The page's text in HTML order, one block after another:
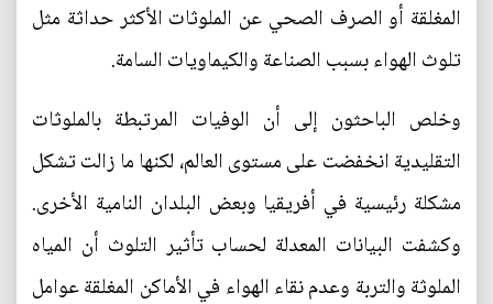
المغلقة أو الصرف الصحي عن الملوثات الأكثر حداثة مثل
تلوث الهواء بسبب الصناعة والكيماويات السامة.
وخلص الباحثون إلى أن الوفيات المرتبطة بالملوثات
التقليدية انخفضت على مستوى العالم، لكنها ما زالت تشكل
مشكلة رئيسية في أفريقيا وبعض البلدان النامية الأخرى.
وكشفت البيانات المعدلة لحساب تأثير التلوث أن المياه
الملوثة والتربة وعدم نقاء الهواء في الأماكن المغلقة عوامل